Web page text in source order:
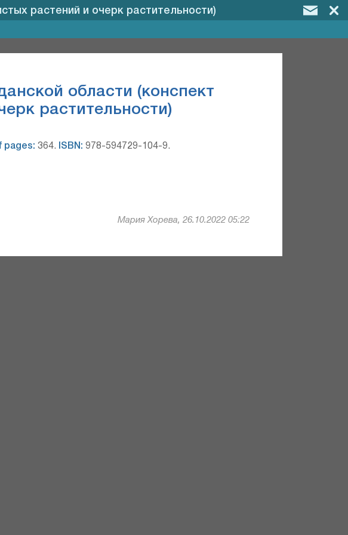
растений и очерк растительности)
области (конспект
растительности)
pages: 364. ISBN: 978-594729-104-9.
Мария Хорева, 26.10.2022 05:22